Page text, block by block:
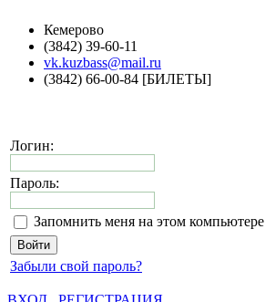
Кемерово
(3842) 39-60-11
vk.kuzbass@mail.ru
(3842) 66-00-84 [БИЛЕТЫ]
Логин:
Пароль:
Запомнить меня на этом компьютере
Забыли свой пароль?